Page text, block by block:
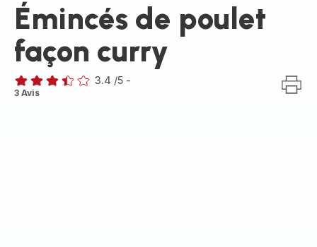
Émincés de poulet
façon curry
ratings.3.4
3.4 /5 -
3 Avis